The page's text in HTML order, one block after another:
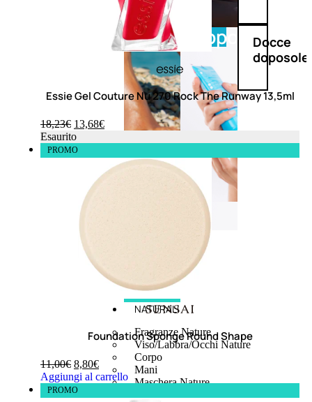
Doposole
Docce
doposole
NATURALI
Fragranze Nature
Viso/Labbra/Occhi Nature
Corpo
Mani
Maschera Nature
Trattamenti Viso
Essie Gel Couture Nu 270 Rock The Runway 13,5ml
18,23€ 13,68€
Esaurito
PROMO
Foundation Sponge Round Shape
11,00€ 8,80€
Aggiungi al carrello
PROMO